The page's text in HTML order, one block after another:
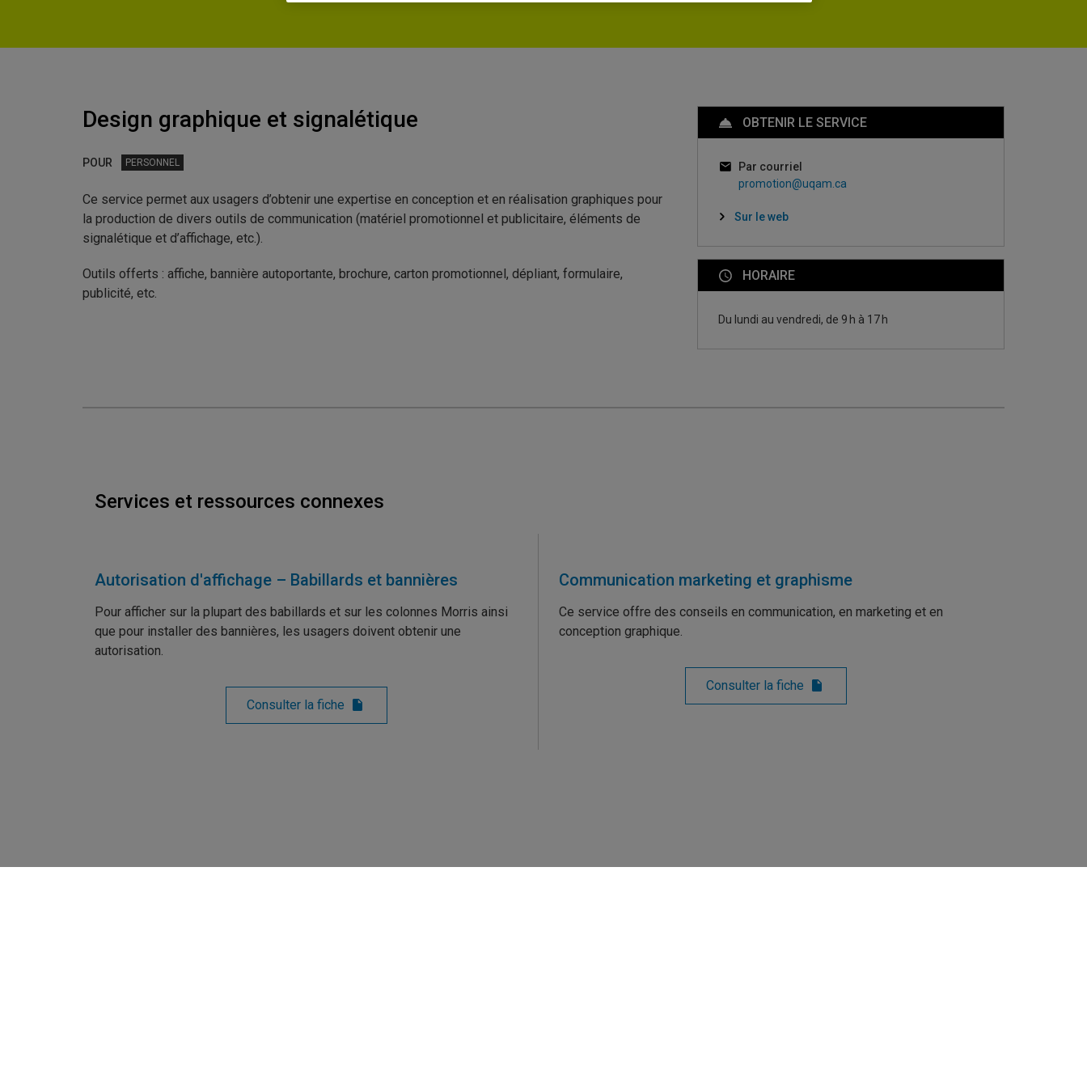
Design graphique et signalétique
POUR PERSONNEL
Ce service permet aux usagers d’obtenir une expertise en conception et en réalisation graphiques pour
la production de divers outils de communication (matériel promotionnel et publicitaire, éléments de
signalétique et d’affichage, etc.).
Outils offerts : affiche, bannière autoportante, brochure, carton promotionnel, dépliant, formulaire,
publicité, etc.
OBTENIR LE SERVICE
Par courriel
promotion@uqam.ca
Sur le web
HORAIRE
Du lundi au vendredi, de 9 h à 17 h
Services et ressources connexes
Autorisation d'affichage – Babillards et bannières
Pour afficher sur la plupart des babillards et sur les colonnes Morris ainsi
que pour installer des bannières, les usagers doivent obtenir une
autorisation.
Consulter la fiche
Communication marketing et graphisme
Ce service offre des conseils en communication, en marketing et en
conception graphique.
Consulter la fiche